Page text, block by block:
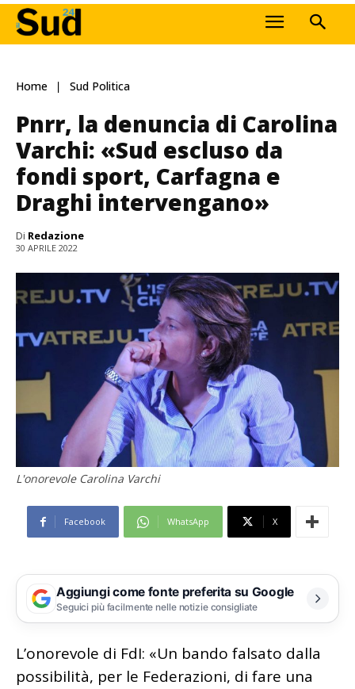
Home Sud Politica
Pnrr, la denuncia di Carolina
Varchi: «Sud escluso da
fondi sport, Carfagna e
Draghi intervengano»
Di Redazione
30 APRILE 2022
L'onorevole Carolina Varchi
Facebook WhatsApp X
Aggiungi come fonte preferita su Google
Seguici più facilmente nelle notizie consigliate
L’onorevole di FdI: «Un bando falsato dalla
possibilità, per le Federazioni, di fare una